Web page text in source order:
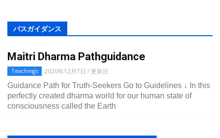
パスガイダンス
Maitri Dharma Pathguidance
Teachings
2020年12月7日 / 更新日
Guidance Path for Truth-Seekers Go to Guidelines ↓ In this
perfectly created dharma world for our human state of
consciousness called the Earth